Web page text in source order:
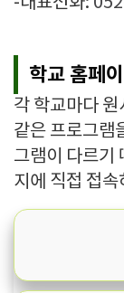
학교 홈페
각 학교마다
같은 프로그램
그램이 다르기
지에 직접 접